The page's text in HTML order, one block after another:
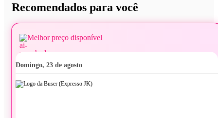
Recomendados para você
Melhor preço disponível
domingo, 23 de agosto